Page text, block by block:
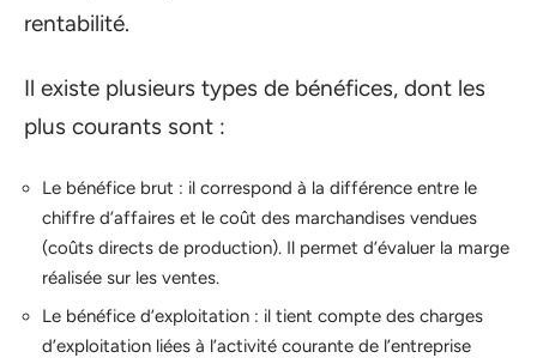
rentabilité.
Il existe plusieurs types de bénéfices, dont les
plus courants sont :
Le bénéfice brut : il correspond à la différence entre le
chiffre d’affaires et le coût des marchandises vendues
(coûts directs de production). Il permet d’évaluer la marge
réalisée sur les ventes.
Le bénéfice d’exploitation : il tient compte des charges
d’exploitation liées à l’activité courante de l’entreprise